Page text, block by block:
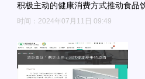
积极主动的健康消费方式推动食品
时间：2024年07月11日 09:49